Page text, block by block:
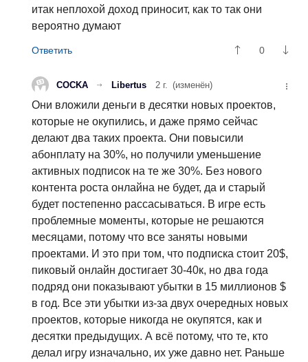
итак неплохой доход приносит, как то так они
вероятно думают
0
COCKA Libertus 2 г. (изменён)
Они вложили деньги в десятки новых проектов,
которые не окупились, и даже прямо сейчас
делают два таких проекта. Они повысили
абонплату на 30%, но получили уменьшение
активных подписок на те же 30%. Без нового
контента роста онлайна не будет, да и старый
будет постепенно рассасываться. В игре есть
проблемные моменты, которые не решаются
месяцами, потому что все заняты новыми
проектами. И это при том, что подписка стоит 20$,
пиковый онлайн достигает 30-40к, но два года
подряд они показывают убытки в 15 миллионов $
в год. Все эти убытки из-за двух очередных новых
проектов, которые никогда не окупятся, как и
десятки предыдущих. А всё потому, что те, кто
делал игру изначально, их уже давно нет. Раньше